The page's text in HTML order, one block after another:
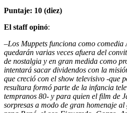
Puntaje: 10 (diez)
El staff opinó:
–Los Muppets funciona como comedia
quedarán varias veces afuera del
de nostalgia y en gran medida como
intentará sacar dividendos con la
que creció con el show televisivo -que
resultara formó parte de la infancia
tempranos 80- y para quien el film de
sorpresas a modo de gran homenaje